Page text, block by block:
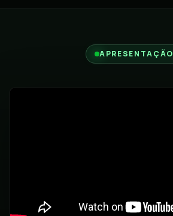
APRESENTAÇÃO